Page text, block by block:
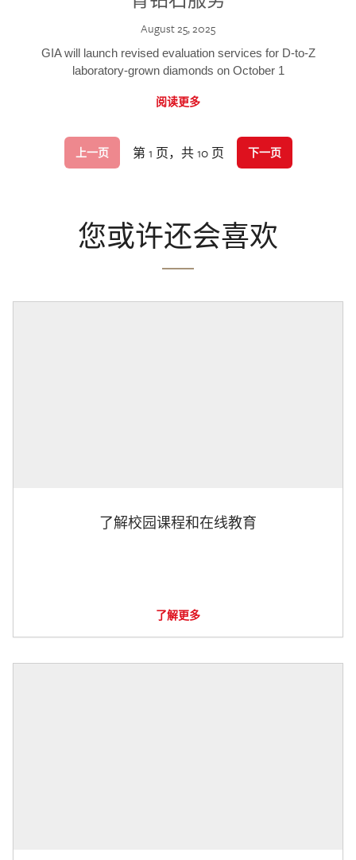
August 25, 2025
GIA will launch revised evaluation services for D-to-Z
laboratory-grown diamonds on October 1
阅读更多
上一页 第 1 页，共 10 页 下一页
您或许还会喜欢
了解校园课程和在线教育
了解更多